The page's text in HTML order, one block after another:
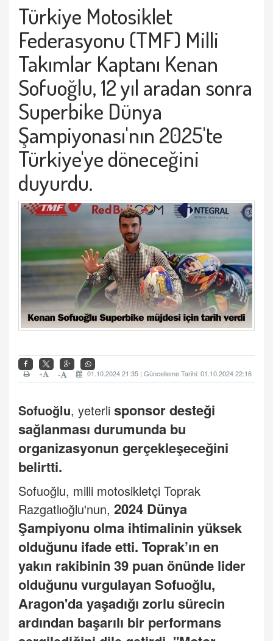
Türkiye Motosiklet
Federasyonu (TMF) Milli
Takımlar Kaptanı Kenan
Sofuoğlu, 12 yıl aradan sonra
Superbike Dünya
Şampiyonası'nın 2025'te
Türkiye'ye döneceğini
duyurdu.
01.10.2024 21:35 | Güncelleme Tarihi: 01.10.2024 22:16
-
+
Sofuoğlu, yeterli sponsor desteği
sağlanması durumunda bu
organizasyonun gerçekleşeceğini
belirtti.
Sofuoğlu, milli motosikletçi Toprak
Razgatlıoğlu'nun, 2024 Dünya
Şampiyonu olma ihtimalinin yüksek
olduğunu ifade etti. Toprak’ın en
yakın rakibinin 39 puan önünde lider
olduğunu vurgulayan Sofuoğlu,
Aragon'da yaşadığı zorlu sürecin
ardından başarılı bir performans